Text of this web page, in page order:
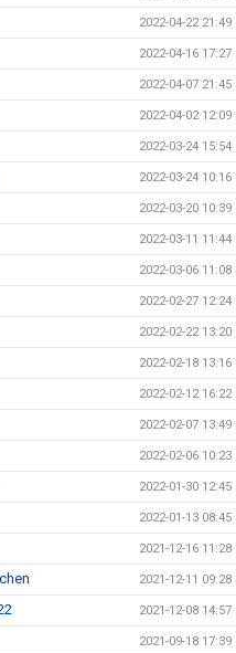
2022-04-22 21:49
2022-04-16 17:27
2022-04-07 21:45
2022-04-02 12:09
2022-03-24 15:54
2022-03-24 10:16
2022-03-20 10:39
2022-03-11 11:44
2022-03-06 11:08
2022-02-27 12:24
2022-02-22 13:20
2022-02-18 13:16
2022-02-12 16:22
2022-02-07 13:49
2022-02-06 10:23
2022-01-30 12:45
2022-01-13 08:45
2021-12-16 11:28
2021-12-11 09:28
2021-12-08 14:57
2021-09-18 17:39